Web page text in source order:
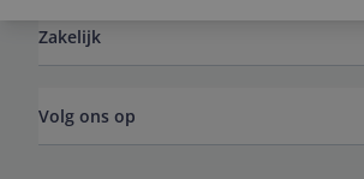
Zakelijk
Volg ons op